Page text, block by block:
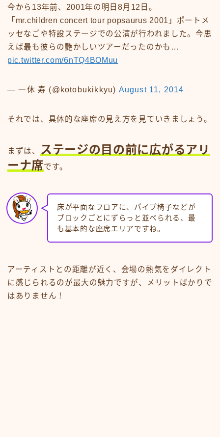
今から13年前、2001年の明日8月12日。
「mr.children concert tour popsaurus 2001」ポートメ
ッセなごや特設ステージでの公演が行われました。今思
えば最も彼らの艶かしいツアーだったのかも…
pic.twitter.com/6nTQ4BOMuu
— 一休 寿 (@kotobukikkyu) August 11, 2014
それでは、具体的な座席の見え方を見ていきましょう。
まずは、
ステージの目の前に広がるアリ
ーナ席です。
床が平面なフロアに、パイプ椅子などが
ブロックごとにずらっと並べられる、最
も基本的な座席エリアですね。
アーティストとの距離が近く、会場の熱気をダイレクト
に感じられるのが最大の魅力ですが、メリットばかりで
はありません！